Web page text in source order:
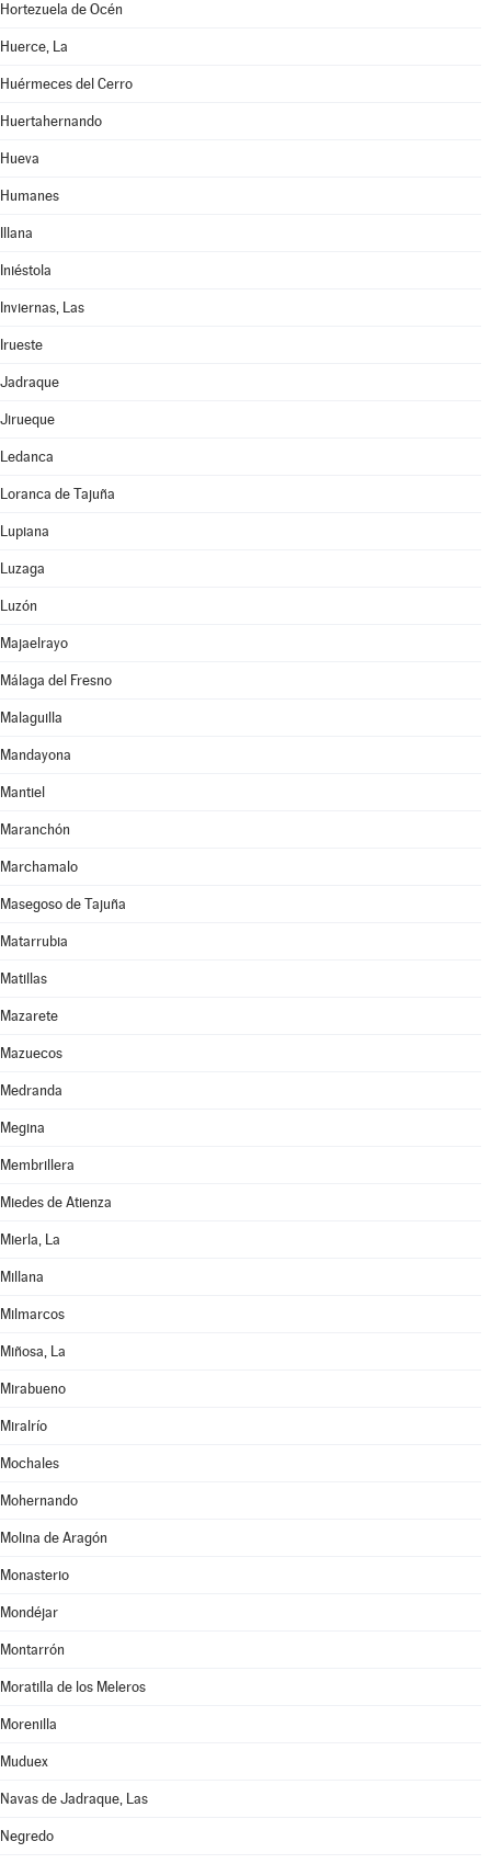
Hortezuela de Océn
Huerce, La
Huérmeces del Cerro
Huertahernando
Hueva
Humanes
Illana
Iniéstola
Inviernas, Las
Irueste
Jadraque
Jirueque
Ledanca
Loranca de Tajuña
Lupiana
Luzaga
Luzón
Majaelrayo
Málaga del Fresno
Malaguilla
Mandayona
Mantiel
Maranchón
Marchamalo
Masegoso de Tajuña
Matarrubia
Matillas
Mazarete
Mazuecos
Medranda
Megina
Membrillera
Miedes de Atienza
Mierla, La
Millana
Milmarcos
Miñosa, La
Mirabueno
Miralrío
Mochales
Mohernando
Molina de Aragón
Monasterio
Mondéjar
Montarrón
Moratilla de los Meleros
Morenilla
Muduex
Navas de Jadraque, Las
Negredo